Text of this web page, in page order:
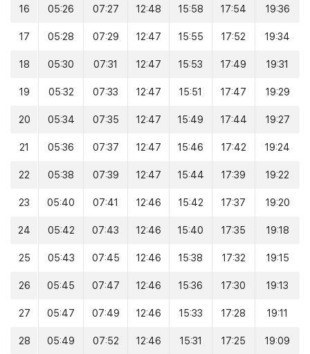
16 05:26 07:27 12:48 15:58 17:54 19:36
17 05:28 07:29 12:47 15:55 17:52 19:34
18 05:30 07:31 12:47 15:53 17:49 19:31
19 05:32 07:33 12:47 15:51 17:47 19:29
20 05:34 07:35 12:47 15:49 17:44 19:27
21 05:36 07:37 12:47 15:46 17:42 19:24
22 05:38 07:39 12:47 15:44 17:39 19:22
23 05:40 07:41 12:46 15:42 17:37 19:20
24 05:42 07:43 12:46 15:40 17:35 19:18
25 05:43 07:45 12:46 15:38 17:32 19:15
26 05:45 07:47 12:46 15:36 17:30 19:13
27 05:47 07:49 12:46 15:33 17:28 19:11
28 05:49 07:52 12:46 15:31 17:25 19:09